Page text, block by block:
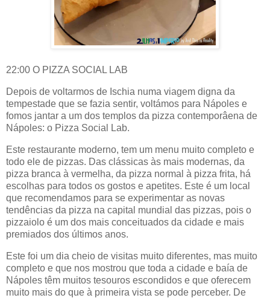
22:00 O PIZZA SOCIAL LAB
Depois de voltarmos de Ischia numa viagem digna da
tempestade que se fazia sentir, voltámos para Nápoles e
fomos jantar a um dos templos da pizza contemporâena de
Nápoles: o Pizza Social Lab.
Este restaurante moderno, tem um menu muito completo e
todo ele de pizzas. Das clássicas às mais modernas, da
pizza branca à vermelha, da pizza normal à pizza frita, há
escolhas para todos os gostos e apetites. Este é um local
que recomendamos para se experimentar as novas
tendências da pizza na capital mundial das pizzas, pois o
pizzaiolo é um dos mais conceituados da cidade e mais
premiados dos últimos anos.
Este foi um dia cheio de visitas muito diferentes, mas muito
completo e que nos mostrou que toda a cidade e baía de
Nápoles têm muitos tesouros escondidos e que oferecem
muito mais do que à primeira vista se pode perceber. De